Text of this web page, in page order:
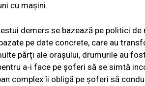
cu mașini.
demers se bazează pe politici
pe date concrete, care au
părți ale orașului, drumurile au
a-i face pe șoferi să se simtă
complex îi obligă pe șoferi să